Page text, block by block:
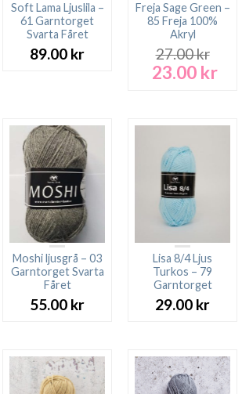
Soft Lama Ljuslila –
61 Garntorget
Svarta Fåret
89.00 kr
Freja Sage Green –
85 Freja 100%
Akryl
27.00kr
Det
27.00 kr.
23.00 krDet
Moshi ljusgrå – 03
Garntorget Svarta
Fåret
55.00 kr
Lisa 8/4 Ljus
Turkos – 79
Garntorget
29.00 kr